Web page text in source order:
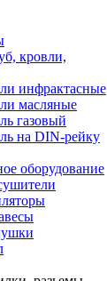
кровли,
инфрактасные
масляные
газовый
на DIN-рейку
оборудование